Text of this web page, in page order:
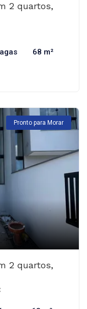
2 quartos,
68 m²
Pronto para Morar
2 quartos,